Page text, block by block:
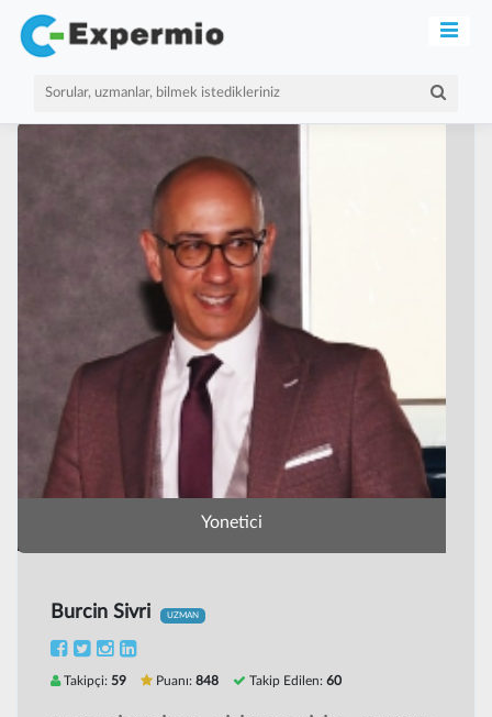
Yonetici
Burcin Sivri UZMAN
Takipçi: 59 Puanı: 848 Takip Edilen: 60